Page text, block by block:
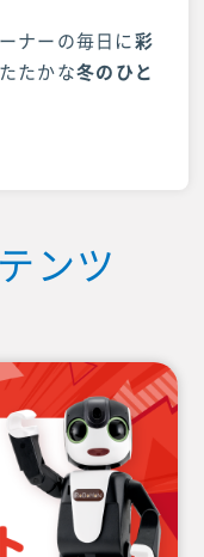
ナーの毎日に彩
たかな冬のひと
ンツ